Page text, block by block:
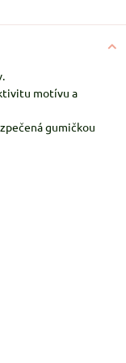
motívu a
gumičkou